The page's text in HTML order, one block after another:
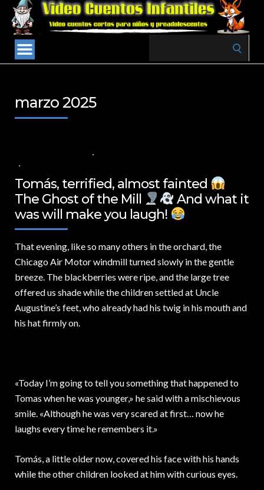
marzo 2025
Tomás, terrified, almost fainted
The Ghost of the Mill
And what it
was will make you laugh!
That evening, like so many others in the orchard, the
Chicago Air Motor windmill turned slowly in the gentle
breeze. The blackberries were ripe, and the large tree
offered us shade while the children settled at Uncle
Augustine’s feet, who already had his twig in his mouth and
his hat firmly on.
«Today I’m going to tell you something that happened to
Tomas when he was younger,» he said with a mischievous
smile. «Although he was very scared at first… now he
laughs every time he remembers it.»
Tomás, a little older now, covered his face with his hands
while the other children looked at him with curious eyes.